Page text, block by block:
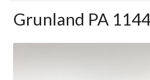
Grunland PA